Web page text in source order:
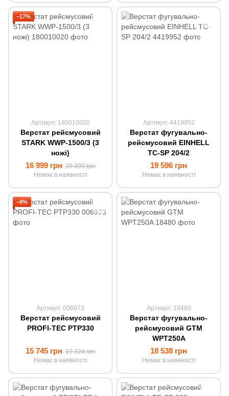
−17%
Артикул: 180010020
Верстат рейсмусовий
STARK WWP-1500/3 (3
ножі)
16 999 грн 20 399 грн
Немає в наявності
Артикул: 4419952
Верстат фугувально-
рейсмусовий EINHELL
TC-SP 204/2
19 596 грн
Немає в наявності
−9%
Артикул: 006973
Верстат рейсмусовий
PROFI-TEC PTP330
15 745 грн 17 324 грн
Немає в наявності
Артикул: 18480
Верстат фугувально-
рейсмусовий GTM
WPT250A
18 538 грн
Немає в наявності